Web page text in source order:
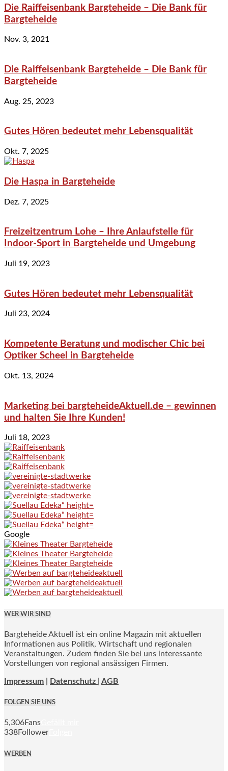
Die Raiffeisenbank Bargteheide – Die Bank für
Bargteheide
Nov. 3, 2021
Die Raiffeisenbank Bargteheide – Die Bank für
Bargteheide
Aug. 25, 2023
Gutes Hören bedeutet mehr Lebensqualität
Okt. 7, 2025
Die Haspa in Bargteheide
Dez. 7, 2025
Freizeitzentrum Lohe – Ihre Anlaufstelle für
Indoor-Sport in Bargteheide und Umgebung
Juli 19, 2023
Gutes Hören bedeutet mehr Lebensqualität
Juli 23, 2024
Kompetente Beratung und modischer Chic bei
Optiker Scheel in Bargteheide
Okt. 13, 2024
Marketing bei bargteheideAktuell.de – gewinnen
und halten Sie Ihre Kunden!
Juli 18, 2023
Google
WER WIR SIND
Bargteheide Aktuell ist ein online Magazin mit aktuellen
Informationen aus Politik, Wirtschaft und regionalen
Veranstaltungen. Zudem finden Sie bei uns interessante
Vorstellungen von regional ansässigen Firmen.
Impressum Datenschutz | AGB
FOLGEN SIE UNS
5,306Fans
338Follower
WERBEN